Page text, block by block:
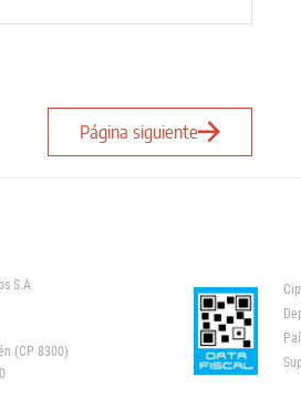
Página siguiente
S.A
(CP 8300)